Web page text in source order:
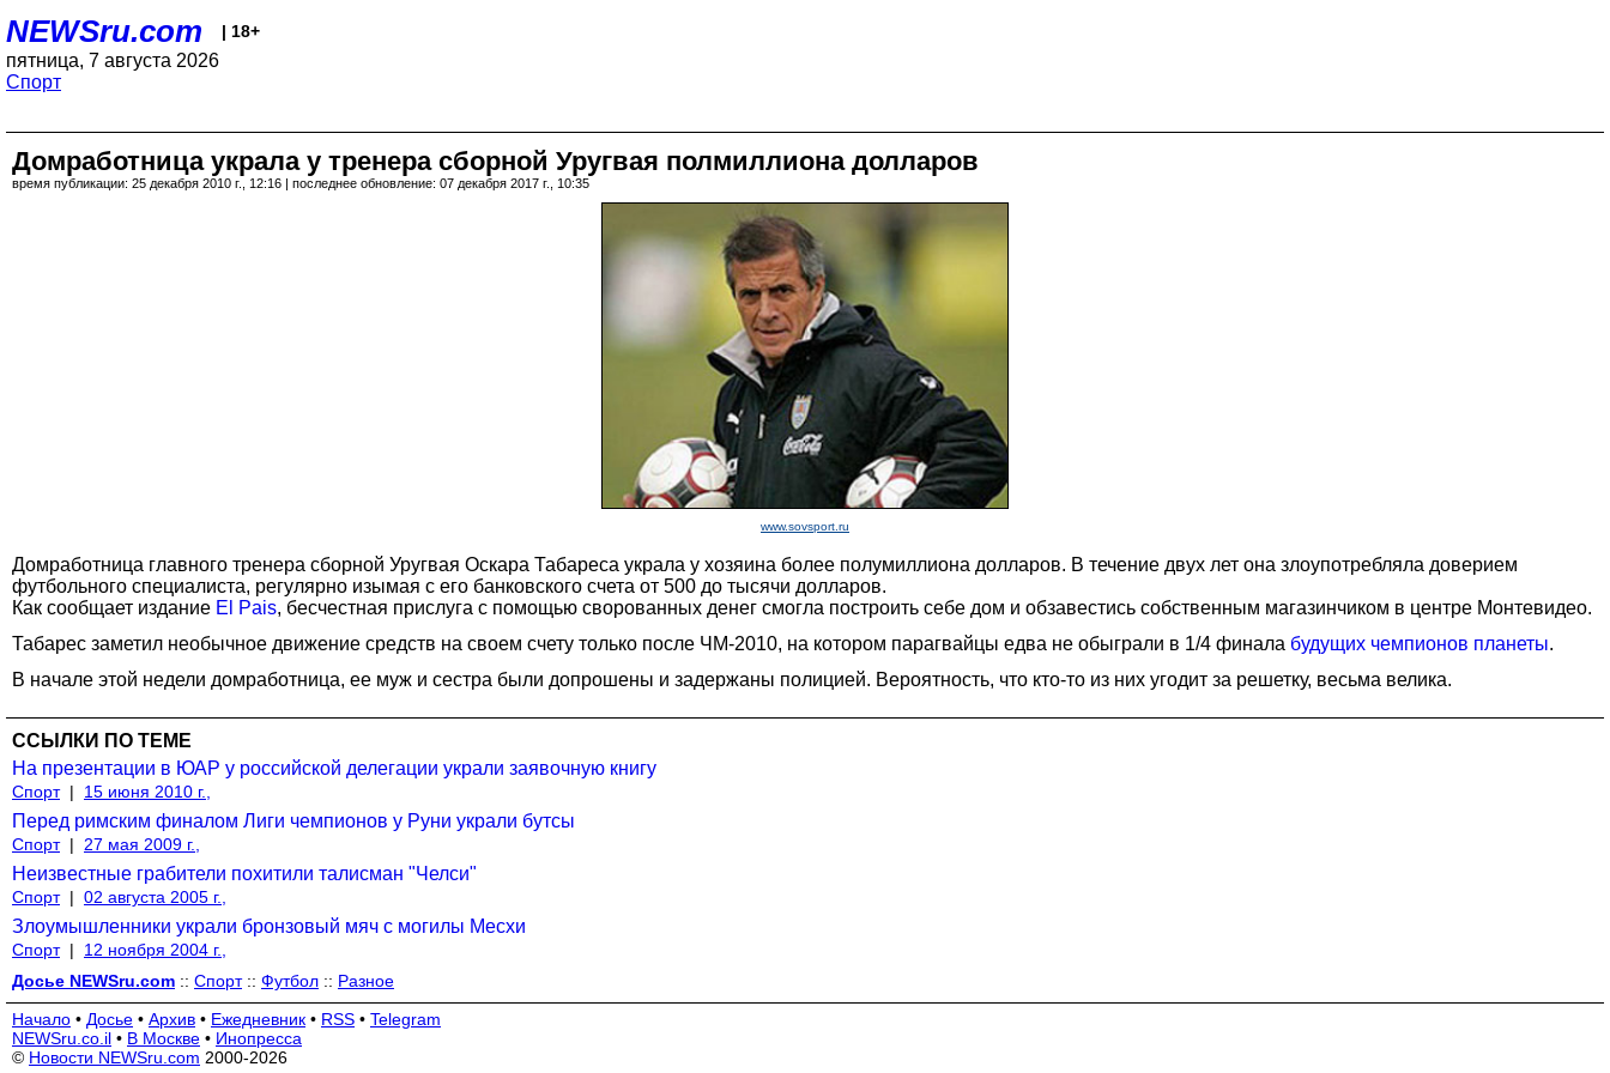
NEWSru.com | 18+
пятница, 7 августа 2026
Спорт
Домработница украла у тренера сборной Уругвая полмиллиона долларов
время публикации: 25 декабря 2010 г., 12:16 | последнее обновление: 07 декабря 2017 г., 10:35
www.sovsport.ru
Домработница главного тренера сборной Уругвая Оскара Табареса украла у хозяина более полумиллиона долларов. В течение двух лет она злоупотребляла доверием
футбольного специалиста, регулярно изымая с его банковского счета от 500 до тысячи долларов.
Как сообщает издание El Pais, бесчестная прислуга с помощью сворованных денег смогла построить себе дом и обзавестись собственным магазинчиком в центре Монтевидео.
Табарес заметил необычное движение средств на своем счету только после ЧМ-2010, на котором парагвайцы едва не обыграли в 1/4 финала будущих чемпионов планеты.
В начале этой недели домработница, ее муж и сестра были допрошены и задержаны полицией. Вероятность, что кто-то из них угодит за решетку, весьма велика.
ССЫЛКИ ПО ТЕМЕ
На презентации в ЮАР у российской делегации украли заявочную книгу
Спорт | 15 июня 2010 г.,
Перед римским финалом Лиги чемпионов у Руни украли бутсы
Спорт | 27 мая 2009 г.,
Неизвестные грабители похитили талисман "Челси"
Спорт | 02 августа 2005 г.,
Злоумышленники украли бронзовый мяч с могилы Месхи
Спорт |
12 ноября 2004 г.,
Досье NEWSru.com :: Спорт:: Футбол :: Разное
Начало • Досье • Архив • Ежедневник • RSS • Telegram
NEWSru.co.il • В Москве • Инопресса
© Новости NEWSru.com 2000-2026